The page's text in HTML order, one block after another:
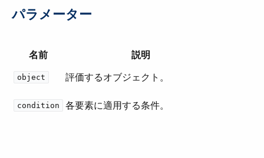
パラメーター
名前 説明
object 評価するオブジェクト。
condition 各要素に適用する条件。